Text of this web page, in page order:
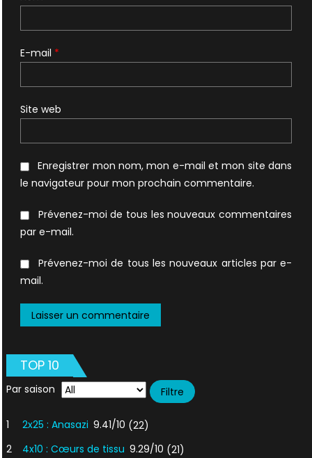
E-mail *
Site web
Enregistrer mon nom, mon e-mail et mon site dans
le navigateur pour mon prochain commentaire.
Prévenez-moi de tous les nouveaux commentaires
par e-mail.
Prévenez-moi de tous les nouveaux articles par e-
mail.
TOP 10
Par saison
1 2x25 : Anasazi 9.41/10 (22)
2
4x10 : Cœurs de tissu 9.29/10 (21)